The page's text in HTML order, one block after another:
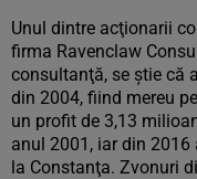
Unul dintre acţionarii
firma Ravenclaw
consultanţă, se ştie că
din 2004, fiind mereu
un profit de 3,13
anul 2001, iar din
la Constanţa. Zvonuri